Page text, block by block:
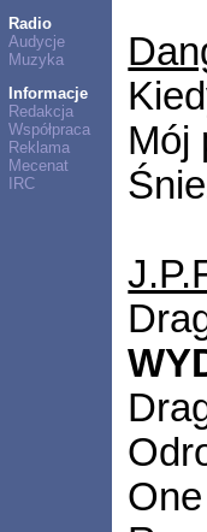
Radio
Audycje
Muzyka
Informacje
Redakcja
Współpraca
Reklama
Mecenat
IRC
Mój